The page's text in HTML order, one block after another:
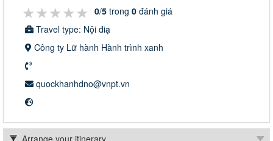
★★★★★
★★★★★
★★★★★ 0/5 trong 0 đánh giá
Travel type: Nội điạ
Công ty Lữ hành Hành trình xanh
quockhanhdno@vnpt.vn